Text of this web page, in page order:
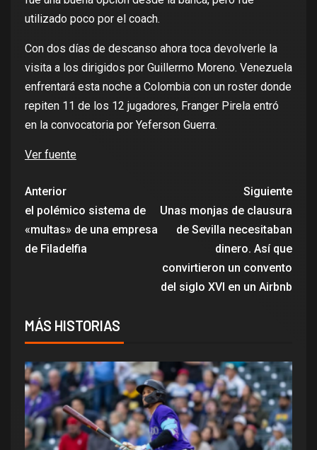
utilizado poco por el coach.
Con dos días de descanso ahora toca devolverle la
visita a los dirigidos por Guillermo Moreno. Venezuela
enfrentará esta noche a Colombia con un roster donde
repiten 11 de los 12 jugadores, Franger Pirela entró
en la convocatoria por Yeferson Guerra.
Ver fuente
Anterior
el polémico sistema de
«multas» de una empresa
de Filadelfia
Siguiente
Unas monjas de clausura
de Sevilla necesitaban
dinero. Así que
convirtieron un convento
del siglo XVI en un Airbnb
MÁS HISTORIAS